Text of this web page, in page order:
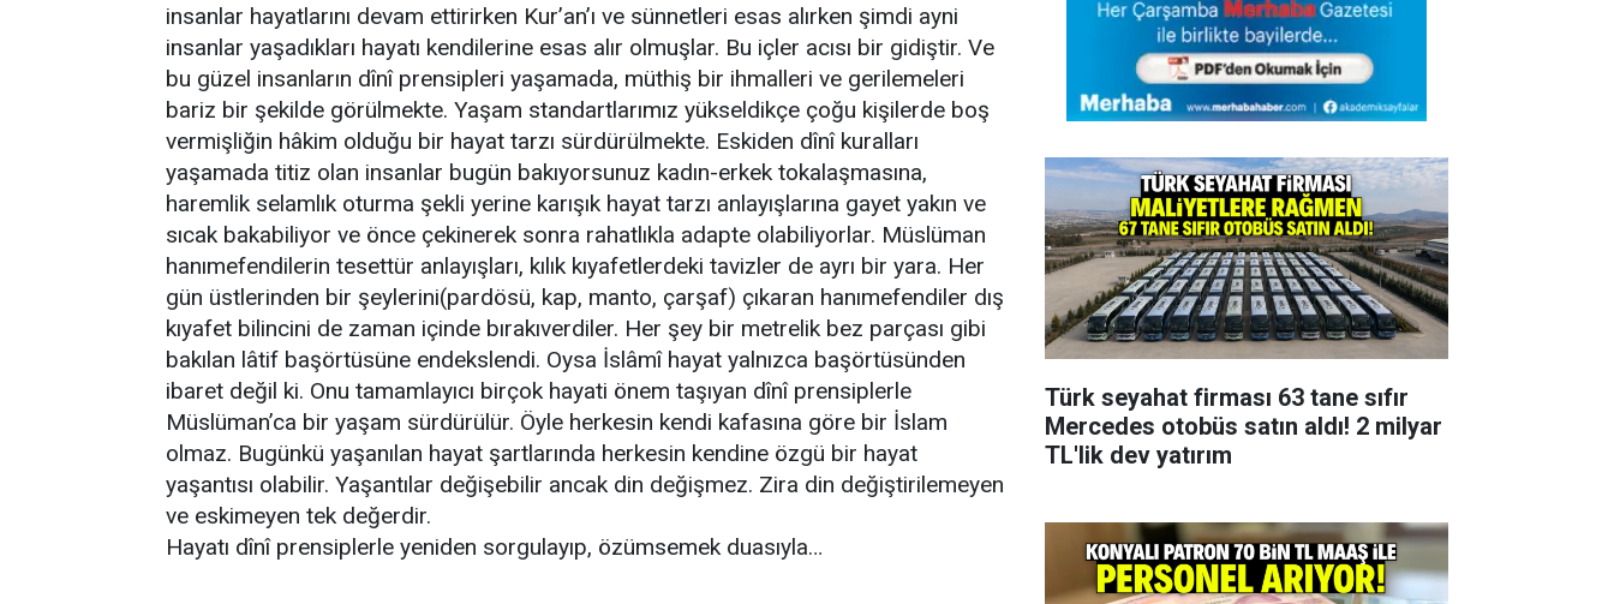
insanlar hayatlarını devam ettirirken Kur’an’ı ve sünnetleri esas alırken şimdi ayni
insanlar yaşadıkları hayatı kendilerine esas alır olmuşlar. Bu içler acısı bir gidiştir. Ve
bu güzel insanların dînî prensipleri yaşamada, müthiş bir ihmalleri ve gerilemeleri
bariz bir şekilde görülmekte. Yaşam standartlarımız yükseldikçe çoğu kişilerde boş
vermişliğin hâkim olduğu bir hayat tarzı sürdürülmekte. Eskiden dînî kuralları
yaşamada titiz olan insanlar bugün bakıyorsunuz kadın-erkek tokalaşmasına,
haremlik selamlık oturma şekli yerine karışık hayat tarzı anlayışlarına gayet yakın ve
sıcak bakabiliyor ve önce çekinerek sonra rahatlıkla adapte olabiliyorlar. Müslüman
hanımefendilerin tesettür anlayışları, kılık kıyafetlerdeki tavizler de ayrı bir yara. Her
gün üstlerinden bir şeylerini(pardösü, kap, manto, çarşaf) çıkaran hanımefendiler dış
kıyafet bilincini de zaman içinde bırakıverdiler. Her şey bir metrelik bez parçası gibi
bakılan lâtif başörtüsüne endekslendi. Oysa İslâmî hayat yalnızca başörtüsünden
ibaret değil ki. Onu tamamlayıcı birçok hayati önem taşıyan dînî prensiplerle
Müslüman’ca bir yaşam sürdürülür. Öyle herkesin kendi kafasına göre bir İslam
olmaz. Bugünkü yaşanılan hayat şartlarında herkesin kendine özgü bir hayat
yaşantısı olabilir. Yaşantılar değişebilir ancak din değişmez. Zira din değiştirilemeyen
ve eskimeyen tek değerdir.
Hayatı dînî prensiplerle yeniden sorgulayıp, özümsemek duasıyla…
Türk seyahat firması 63 tane sıfır
Mercedes otobüs satın aldı! 2 milyar
TL'lik dev yatırım